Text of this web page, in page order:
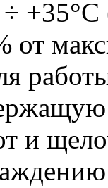
от
и